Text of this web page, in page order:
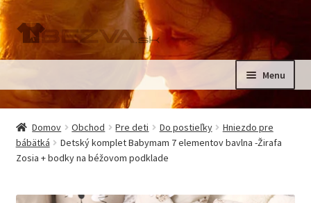
Preskočiť
na
navigáciu
Preskočiť
na
obsah
Menu
Domov
menu
Pre deti
Domov Obchod Pre deti Do postieľky
Hniezdo pre
bábätká
Detský komplet Babymam 7 elementov bavlna -Žirafa
Zosia + bodky na béžovom podklade